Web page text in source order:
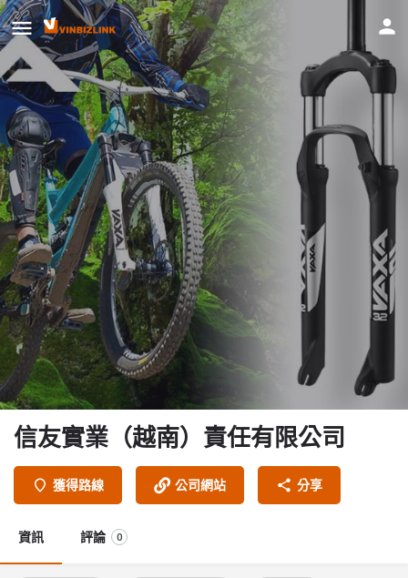
信友實業（越南）責任有限公司
獲得路線 公司網站 分享
資訊 評論 0